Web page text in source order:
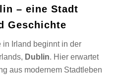
– eine Stadt
Geschichte
in Irland beginnt in der
Dublin. Hier erwartet
aus modernem Stadtleben